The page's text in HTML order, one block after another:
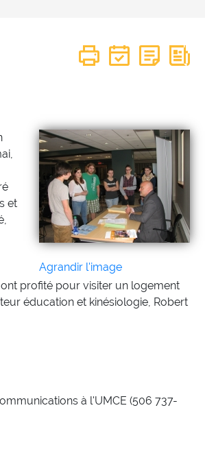
Agrandir l'image
et
profité pour visiter un logement
éducation et kinésiologie, Robert
à l'UMCE (506 737-